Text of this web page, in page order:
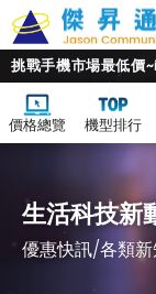
挑戰手機市場最低價
價格總覽 機型排行
生活科技新
優惠快訊/各類新